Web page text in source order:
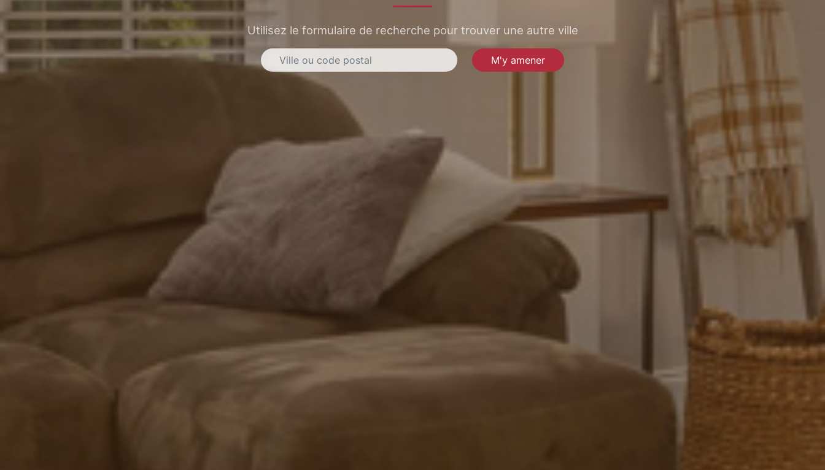
Utilisez le formulaire de recherche pour trouver une autre ville
M'y amener